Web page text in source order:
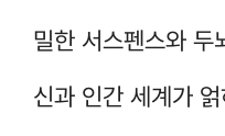
밀한 서스펜스와 두
신과 인간 세계가